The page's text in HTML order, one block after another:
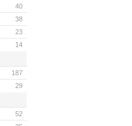
40
38
23
14
187
29
52